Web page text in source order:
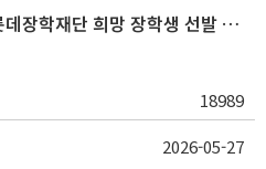
★기한연장★2026-2학기 롯데장학재단 희망 장학생 선발 안내(~6/15
18989
2026-05-27